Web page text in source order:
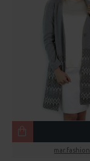
mar.fashion